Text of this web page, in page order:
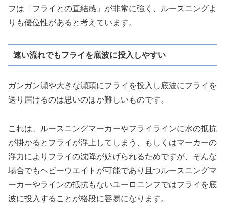
フは「フライとの直結感」が非常に強く、ルースニングよ
りも優位性があると考えています。
速い流れでもフライを底波に投入しやすい
ガンガン瀬や大きな瀬頭にフライを投入し底波にフライを
送り届けるのは思いのほか難しいものです。
これは、ルースニングマーカーやフライラインに水の抵抗
が掛かるとフライが浮上してしまう、もしくはマーカーの
浮力によりフライの沈降が妨げられるためですが、そんな
場合でもヘビーウエイトが可能であり且つルースニングマ
ーカーやラインの抵抗もないユーロニンフではフライを底
波に投入することが格段に容易になります。